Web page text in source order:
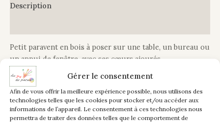
Gérer le consentement
Afin de vous offrir la meilleure expérience possible, nous utilisons des
technologies telles que les cookies pour stocker et/ou accéder aux
informations de l’appareil. Le consentement à ces technologies nous
permettra de traiter des données telles que le comportement de
Description
Petit paravent en bois à poser sur une table, un bureau ou
un appui de fenêtre, avec ses cœurs ajourés.
Décoré dans un esprit “romantique”, ce joli petit paravent
en bois peint de couleur taupe et patiné blanc, orné de
motifs par pochoirs de teinte argenté